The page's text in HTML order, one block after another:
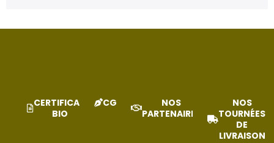
CERTIFICAT
BIO
CGV
NOS
PARTENAIRES
NOS
TOURNÉES
DE
LIVRAISON